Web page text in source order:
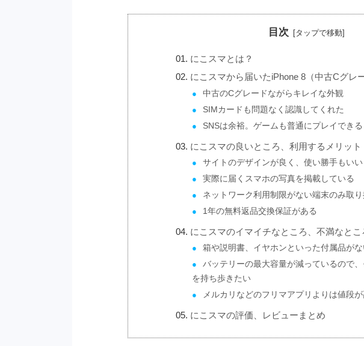
目次
にこスマとは？
にこスマから届いたiPhone 8（中古Cグレ
中古のCグレードながらキレイな外観
SIMカードも問題なく認識してくれた
SNSは余裕。ゲームも普通にプレイできる
にこスマの良いところ、利用するメリット
サイトのデザインが良く、使い勝手もいい
実際に届くスマホの写真を掲載している
ネットワーク利用制限がない端末のみ取
1年の無料返品交換保証がある
にこスマのイマイチなところ、不満なとこ
箱や説明書、イヤホンといった付属品がな
バッテリーの最大容量が減っているので
を持ち歩きたい
メルカリなどのフリマアプリよりは値段
にこスマの評価、レビューまとめ